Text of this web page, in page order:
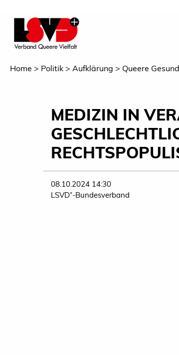
Home Politik Aufklärung Queere
MEDIZIN IN
08.10.2024 14:30
LSVD⁺-Bundesverband